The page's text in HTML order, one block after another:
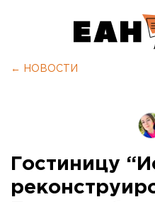
← НОВОСТИ
Гостиницу